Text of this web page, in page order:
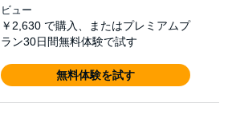
ビュー
￥2,630 で購入、またはプレミアムプ
ラン30日間無料体験で試す
無料体験を試す